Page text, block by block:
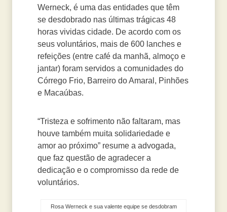
Werneck, é uma das entidades que têm
se desdobrado nas últimas trágicas 48
horas vividas cidade. De acordo com os
seus voluntários, mais de 600 lanches e
refeições (entre café da manhã, almoço e
jantar) foram servidos a comunidades do
Córrego Frio, Barreiro do Amaral, Pinhões
e Macaúbas.
“Tristeza e sofrimento não faltaram, mas
houve também muita solidariedade e
amor ao próximo” resume a advogada,
que faz questão de agradecer a
dedicação e o compromisso da rede de
voluntários.
Rosa Werneck e sua valente equipe se desdobram